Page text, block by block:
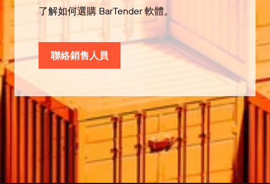
了解如何選購 BarTender 軟體。
聯絡銷售人員